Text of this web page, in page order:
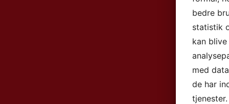
bedre
statistik
kan
med
de har